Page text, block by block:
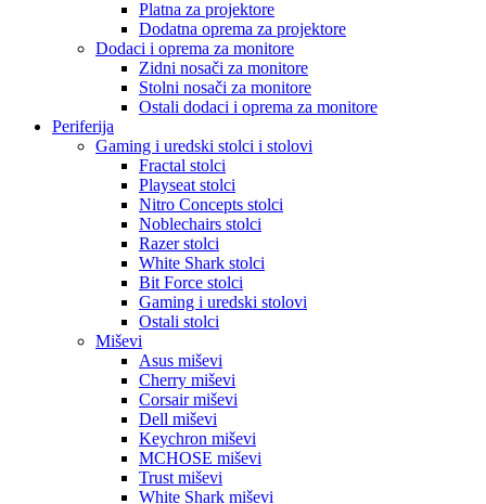
Platna za projektore
Dodatna oprema za projektore
Dodaci i oprema za monitore
Zidni nosači za monitore
Stolni nosači za monitore
Ostali dodaci i oprema za monitore
Periferija
Gaming i uredski stolci i stolovi
Fractal stolci
Playseat stolci
Nitro Concepts stolci
Noblechairs stolci
Razer stolci
White Shark stolci
Bit Force stolci
Gaming i uredski stolovi
Ostali stolci
Miševi
Asus miševi
Cherry miševi
Corsair miševi
Dell miševi
Keychron miševi
MCHOSE miševi
Trust miševi
White Shark miševi